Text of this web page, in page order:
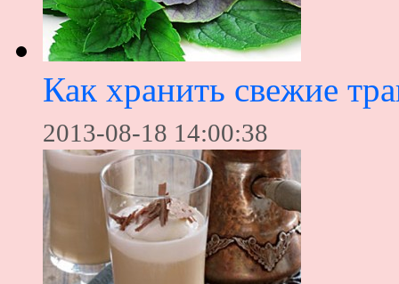
Как хранить свежие
2013-08-18 14:00:38